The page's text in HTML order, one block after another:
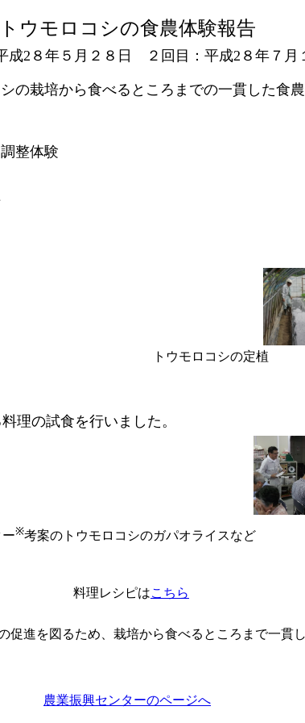
トウモロコシの食農体験報告
成2８年５月２８日 ２回目：平成2８年７月
栽培から食べるところまでの一貫した食農
整体験
トウモロコシの定植
理の試食を行いました。
※考案のトウモロコシのガパオライスなど
料理レシピはこちら
進を図るため、栽培から食べるところまで一貫
農業振興センターのページへ